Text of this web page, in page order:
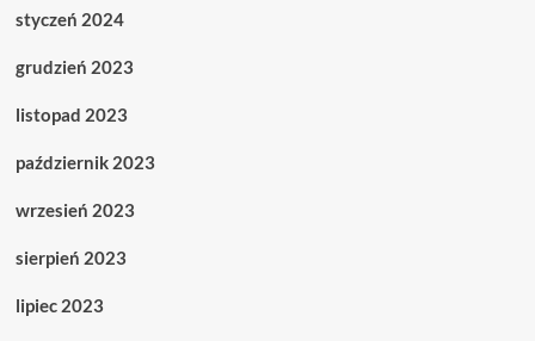
styczeń 2024
grudzień 2023
listopad 2023
październik 2023
wrzesień 2023
sierpień 2023
lipiec 2023